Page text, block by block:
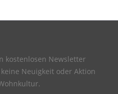
kostenlosen Newsletter
Neuigkeit oder Aktion